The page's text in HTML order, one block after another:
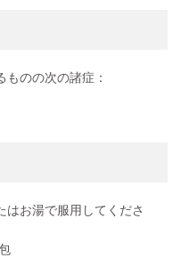
のの次の諸症：
はお湯で服用してくださ